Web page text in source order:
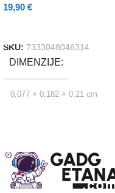
19,90 €
SKU: 7333048046314
DIMENZIJE
0,077 × 0,182 × 0,21 cm